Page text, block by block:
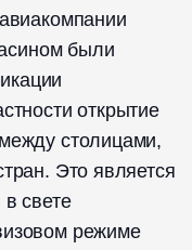
были
открытие
столицами,
Это является
свете
режиме